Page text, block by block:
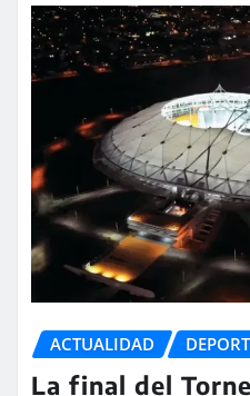
ACTUALIDAD
La final del